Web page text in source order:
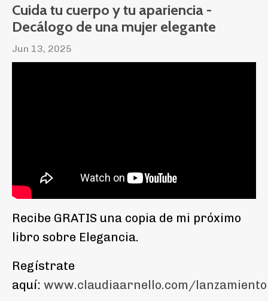
Cuida tu cuerpo y tu apariencia -
Decálogo de una mujer elegante
Jun 13, 2025
Recibe GRATIS una copia de mi próximo
libro sobre Elegancia.
Regístrate
aquí: www.claudiaarnello.com/lanzamiento